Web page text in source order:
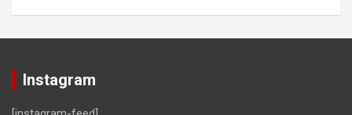
Instagram